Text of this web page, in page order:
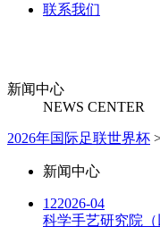
联系我们
新闻中心
NEWS CENTER
2026年国际足联世界杯
新闻中心
122026-04
科学手艺研究院